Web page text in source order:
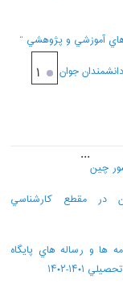
هاي آموزشي و پژوهشي “
جوان
۱
چين
در مقطع کارشناسي
ها و رساله هاي پايگاه
۱۴۰۲
...